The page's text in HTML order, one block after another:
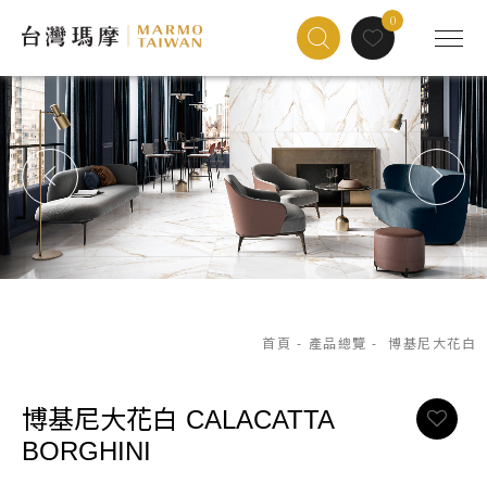
首頁 - 產品總覽 - 博基尼大花白
博基尼大花白 CALACATTA
BORGHINI
0